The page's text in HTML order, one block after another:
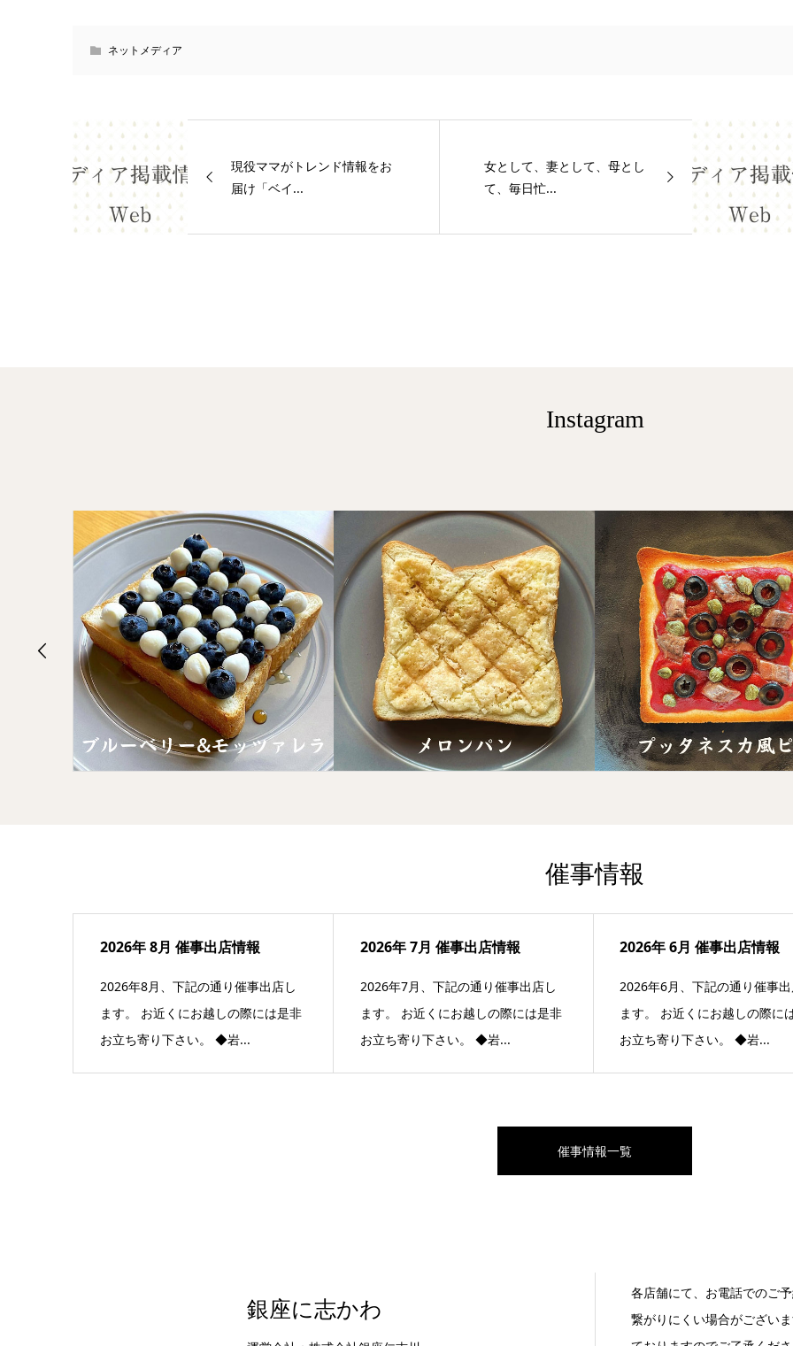
ネットメディア
現役ママがトレンド情報をお
届け「ベイ...
女として、妻として、母とし
て、毎日忙...
Instagram
催事情報
2026年 8月 催事出店情報
2026年8月、下記の通り催事出店し
ます。 お近くにお越しの際には是非
お立ち寄り下さい。 ◆岩...
2026年 7月 催事出店情報
2026年7月、下記の通り催事出店し
ます。 お近くにお越しの際には是非
お立ち寄り下さい。 ◆岩...
2026年 6月 催事出店情報
2026年6月、下記の通り催事
ます。 お近くにお越しの際に
お立ち寄り下さい。 ◆岩...
催事情報一覧
銀座に志かわ
各店舗にて、お電話でのご
繋がりにくい場合がござい